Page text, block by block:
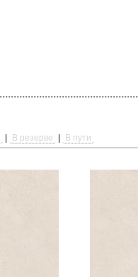
В резерве В пути